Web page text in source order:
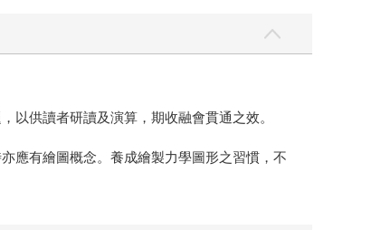
以供讀者研讀及演算，期收融會貫通之效。
應有繪圖概念。養成繪製力學圖形之習慣，不